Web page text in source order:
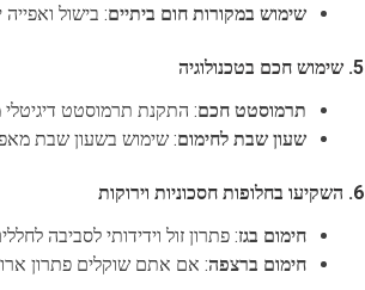
שימוש במקורות חום ביתיים: בישול
5. שימוש חכם בטכנולוגיה
תרמוסטט חכם: התקנת תרמוסטט
שעון שבת לחימום: שימוש בשעון שבת
6. השקיעו בחלופות חסכוניות וירוקות
חימום בגז: פתרון זול וידידותי לסביבה
חימום ברצפה: אם אתם שוקלים פתרון